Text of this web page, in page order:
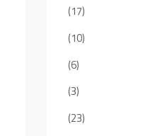
(17)
(10)
(6)
(3)
(23)